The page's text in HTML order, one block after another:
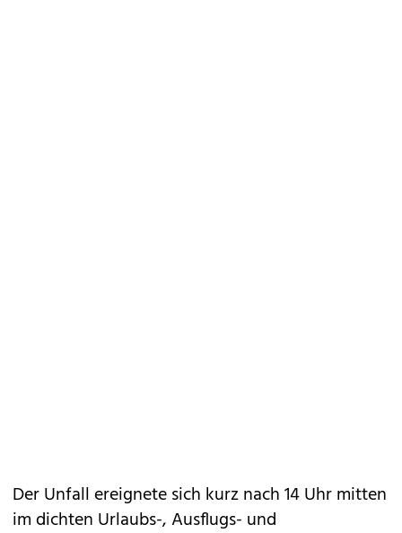
Der Unfall ereignete sich kurz nach 14 Uhr mitten
im dichten Urlaubs-, Ausflugs- und